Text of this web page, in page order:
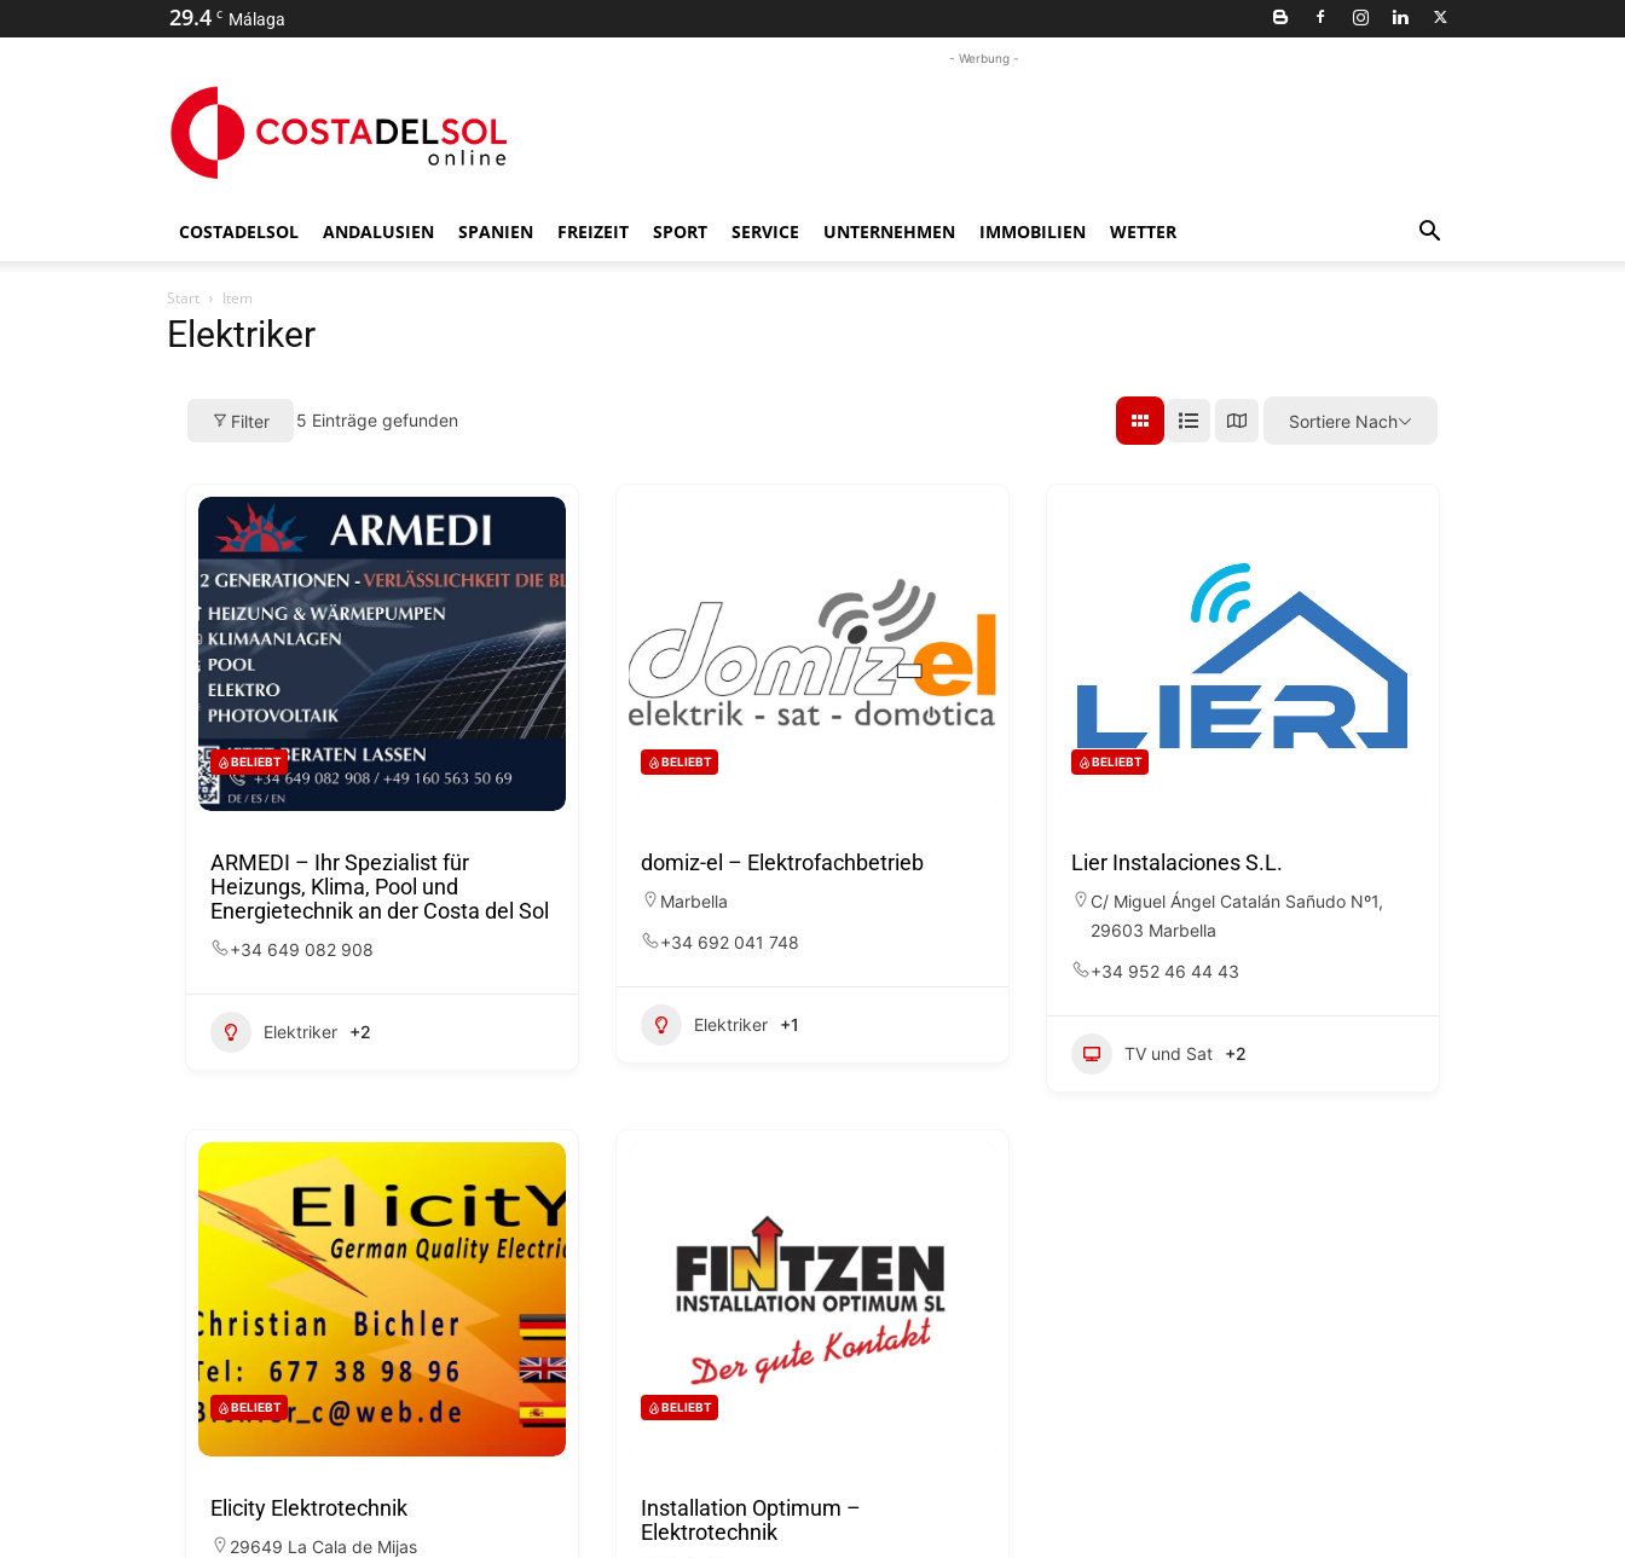
29.4 C Málaga
- Werbung -
COSTADELSOL ANDALUSIEN SPANIEN FREIZEIT SPORT SERVICE UNTERNEHMEN IMMOBILIEN WETTER
Start Item
Elektriker
Filter 5 Einträge gefunden Sortiere Nach
BELIEBT
ARMEDI – Ihr Spezialist für
Heizungs, Klima, Pool und
Energietechnik an der Costa del Sol
+34 649 082 908
Elektriker +2
BELIEBT
domiz-el – Elektrofachbetrieb
Marbella
+34 692 041 748
Elektriker +1
BELIEBT
Lier Instalaciones S.L.
C/ Miguel Ángel Catalán Sañudo Nº1,
29603 Marbella
+34 952 46 44 43
TV und Sat +2
BELIEBT
Elicity Elektrotechnik
29649 La Cala de Mijas
BELIEBT
Installation Optimum –
Elektrotechnik